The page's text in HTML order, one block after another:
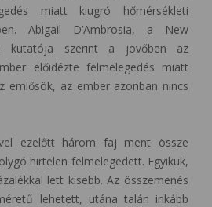
miatt kiugró hőmérsékleti
Abigail D’Ambrosia, a New
kutatója szerint a jövőben az
előidézte felmelegedés miatt
emlősök, az ember azonban nincs
ezelőtt három faj ment össze
hirtelen felmelegedett. Egyikük,
lett kisebb. Az összemenés
lehetett, utána talán inkább